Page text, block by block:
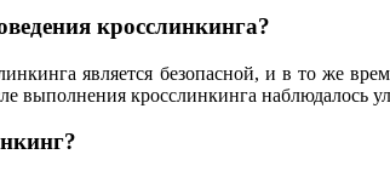
кросслинкинга?
является безопасной, и в то же
выполнения кросслинкинга наблюдалось